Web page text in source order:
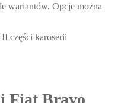
wariantów. Opcje można
Fiat Bravo